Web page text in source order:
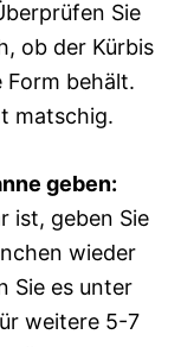
Sie
ob der Kürbis
behält.
matschig.
geben:
ist, geben Sie
wieder
Sie es unter
weitere 5-7